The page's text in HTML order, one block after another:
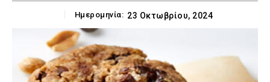
Ημερομηνία: 23 Οκτωβρίου, 2024